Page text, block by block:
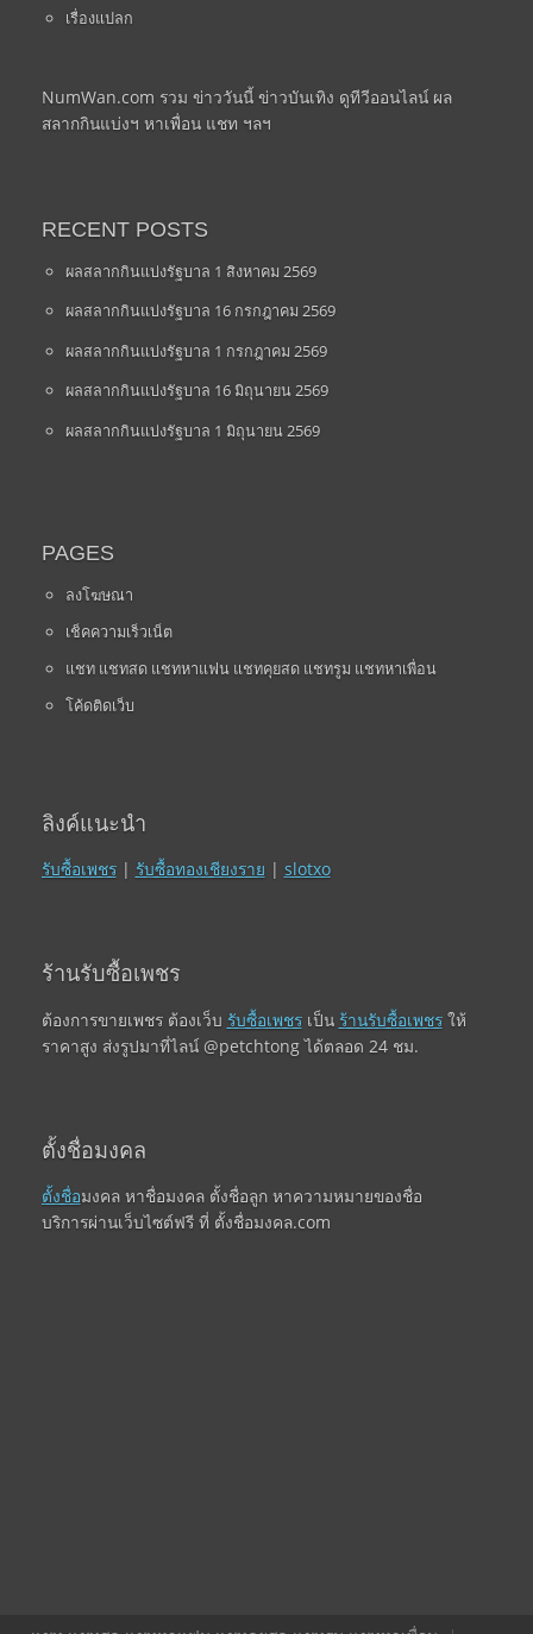
เรื่องแปลก
NumWan.com รวม ข่าววันนี้ ข่าวบันเทิง ดูทีวีออนไลน์ ผล
สลากกินแบ่งฯ หาเพื่อน แชท ฯลฯ
RECENT POSTS
ผลสลากกินแบ่งรัฐบาล 1 สิงหาคม 2569
ผลสลากกินแบ่งรัฐบาล 16 กรกฎาคม 2569
ผลสลากกินแบ่งรัฐบาล 1 กรกฎาคม 2569
ผลสลากกินแบ่งรัฐบาล 16 มิถุนายน 2569
ผลสลากกินแบ่งรัฐบาล 1 มิถุนายน 2569
PAGES
ลงโฆษณา
เช็คความเร็วเน็ต
แชท แชทสด แชทหาแฟน แชทคุยสด แชทรูม แชทหาเพื่อน
โค้ดติดเว็บ
ลิงค์แนะนำ
รับซื้อเพชร| รับซื้อทองเชียงราย | slotxo
ร้านรับซื้อเพชร
ต้องการขายเพชร ต้องเว็บ รับซื้อเพชรเป็น ร้านรับซื้อเพชรให้
ราคาสูง ส่งรูปมาที่ไลน์ @petchtong ได้ตลอด 24 ชม.
ตั้งชื่อมงคล
ตั้งชื่อมงคล หาชื่อมงคล ตั้งชื่อลูก หาความหมายของชื่อ
บริการผ่านเว็บไซต์ฟรี ที่ ตั้งชื่อมงคล.com